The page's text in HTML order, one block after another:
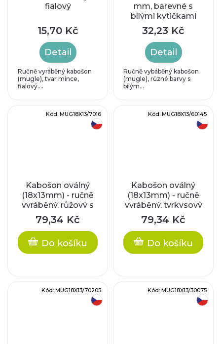
fialový
15,70 Kč
Detail
Ručně vyráběný kabošon
(mugle), tvar mince,
fialový....
mm, barevné s
bílými kytičkami
32,23 Kč
Detail
Ručně vybáběný kabošon
(mugle), různé barvy s
bílým...
Kabošon oválný
(18x13mm) - ručně
vyráběný, růžový s
plátky stříbra
79,34 Kč
Do košíku
Kód: MUG18X13/7016
Kabošon oválný
(18x13mm) - ručně
vyráběný, tyrkysový
s plátky stříbra
79,34 Kč
Do košíku
Kód: MUG18X13/60145
Kód: MUG18X13/70205 Kód: MUG18X13/30075